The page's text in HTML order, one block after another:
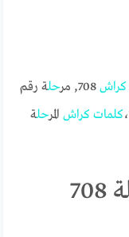
كراش 708, مر حلة رقم
كلمات كراش المرحلة
حل كلمات كراش مرحلة 708